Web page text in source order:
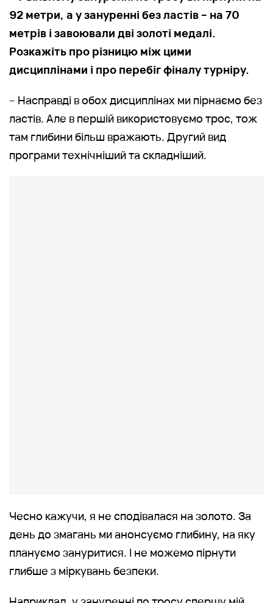
92 метри, а у зануренні без ластів – на 70
метрів і завоювали дві золоті медалі.
Розкажіть про різницю між цими
дисциплінами і про перебіг фіналу турніру.
– Насправді в обох дисциплінах ми пірнаємо без
ластів. Але в першій використовуємо трос, тож
там глибини більш вражають. Другий вид
програми технічніший та складніший.
Чесно кажучи, я не сподівалася на золото. За
день до змагань ми анонсуємо глибину, на яку
плануємо зануритися. І не можемо пірнути
глибше з міркувань безпеки.